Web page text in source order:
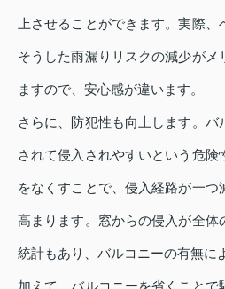
上させることができます。実際、
そうした雨漏りリスクの減少がメ
ますので、安心感が違います。
さらに、防犯性も向上します。バ
されて侵入されやすいという危険
をなくすことで、侵入経路が一
高まります。窓からの侵入が全体
統計もあり、バルコニーの有無に